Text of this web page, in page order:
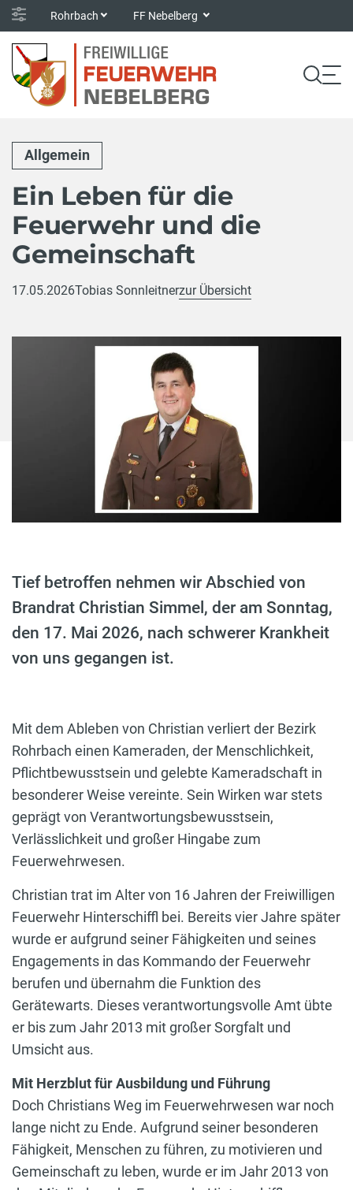
Rohrbach FF Nebelberg
Allgemein
Ein Leben für die
Feuerwehr und die
Gemeinschaft
17.05.2026Tobias Sonnleitnerzur Übersicht
Tief betroffen nehmen wir Abschied von
Brandrat Christian Simmel, der am Sonntag,
den 17. Mai 2026, nach schwerer Krankheit
von uns gegangen ist.
Mit dem Ableben von Christian verliert der Bezirk
Rohrbach einen Kameraden, der Menschlichkeit,
Pflichtbewusstsein und gelebte Kameradschaft in
besonderer Weise vereinte. Sein Wirken war stets
geprägt von Verantwortungsbewusstsein,
Verlässlichkeit und großer Hingabe zum
Feuerwehrwesen.
Christian trat im Alter von 16 Jahren der Freiwilligen
Feuerwehr Hinterschiffl bei. Bereits vier Jahre später
wurde er aufgrund seiner Fähigkeiten und seines
Engagements in das Kommando der Feuerwehr
berufen und übernahm die Funktion des
Gerätewarts. Dieses verantwortungsvolle Amt übte
er bis zum Jahr 2013 mit großer Sorgfalt und
Umsicht aus.
Mit Herzblut für Ausbildung und Führung
Doch Christians Weg im Feuerwehrwesen war noch
lange nicht zu Ende. Aufgrund seiner besonderen
Fähigkeit, Menschen zu führen, zu motivieren und
Gemeinschaft zu leben, wurde er im Jahr 2013 von